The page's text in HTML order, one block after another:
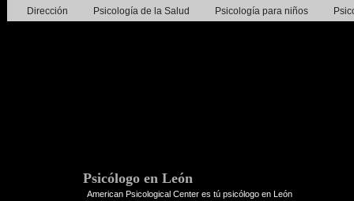
Dirección Psicología de la Salud Psicología para niños
Psicólogo en León
American Psicological Center es tú psicólogo en León